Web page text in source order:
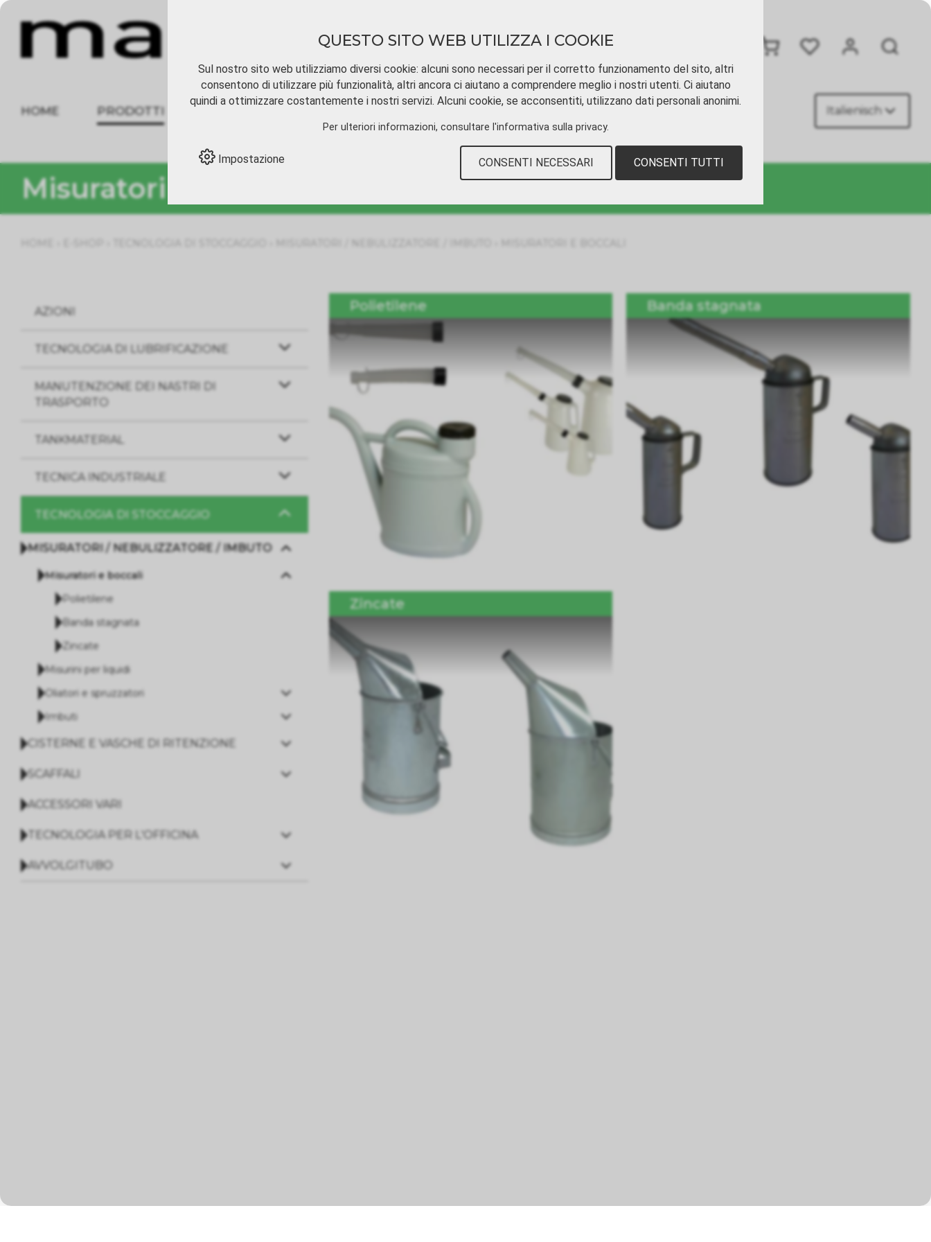
HOME PRODOTTI CONTATTI Italienisch
Misuratori e boccali
AZIONI
TECNOLOGIA DI LUBRIFICAZIONE
MANUTENZIONE DEI NASTRI DI
TRASPORTO
TANKMATERIAL
TECNICA INDUSTRIALE
TECNOLOGIA DI STOCCAGGIO
MISURATORI / NEBULIZZATORE / IMBUTO
Misuratori e boccali
Polietilene
Banda stagnata
Zincate
Misurini per liquidi
Oliatori e spruzzatori
Imbuti
CISTERNE E VASCHE DI RITENZIONE
SCAFFALI
ACCESSORI VARI
TECNOLOGIA PER L'OFFICINA
AVVOLGITUBO
Polietilene Banda stagnata
Zincate
QUESTO SITO WEB UTILIZZA I COOKIE
Sul nostro sito web utilizziamo diversi cookie: alcuni sono necessari per il corretto funzionamento del sito, altri
consentono di utilizzare più funzionalità, altri ancora ci aiutano a comprendere meglio i nostri utenti. Ci aiutano
quindi a ottimizzare costantemente i nostri servizi. Alcuni cookie, se acconsentiti, utilizzano dati personali anonimi.
Per ulteriori informazioni, consultare l'informativa sulla privacy.
Impostazione CONSENTI NECESSARI CONSENTI TUTTI